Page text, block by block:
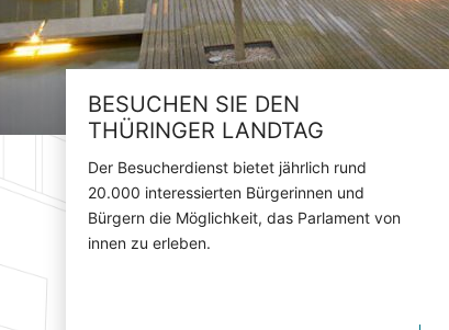
BESUCHEN SIE DEN
THÜRINGER LANDTAG
Der Besucherdienst bietet jährlich rund
20.000 interessierten Bürgerinnen und
Bürgern die Möglichkeit, das Parlament von
innen zu erleben.